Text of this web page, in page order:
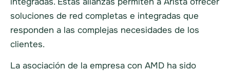
soluciones de red completas e integradas que
responden a las complejas necesidades de los
clientes.
La asociación de la empresa con AMD ha sido